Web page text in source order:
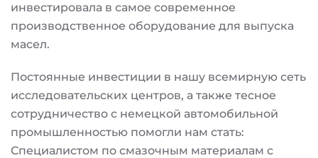
инвестировала в самое современное
производственное оборудование для выпуска
масел.
Постоянные инвестиции в нашу всемирную сеть
исследовательских центров, а также тесное
сотрудничество с немецкой автомобильной
промышленностью помогли нам стать:
Специалистом по смазочным материалам с